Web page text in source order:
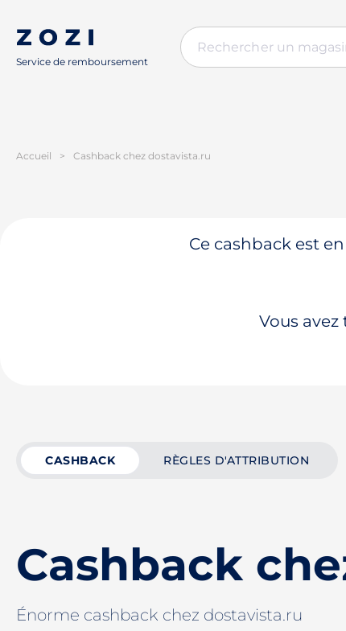
Service de remboursement
Accueil > Cashback chez dostavista.ru
Ce cashback est
Vous
CASHBACK RÈGLES D'ATTRIBUTION
Cashback
Énorme cashback chez dostavista.ru